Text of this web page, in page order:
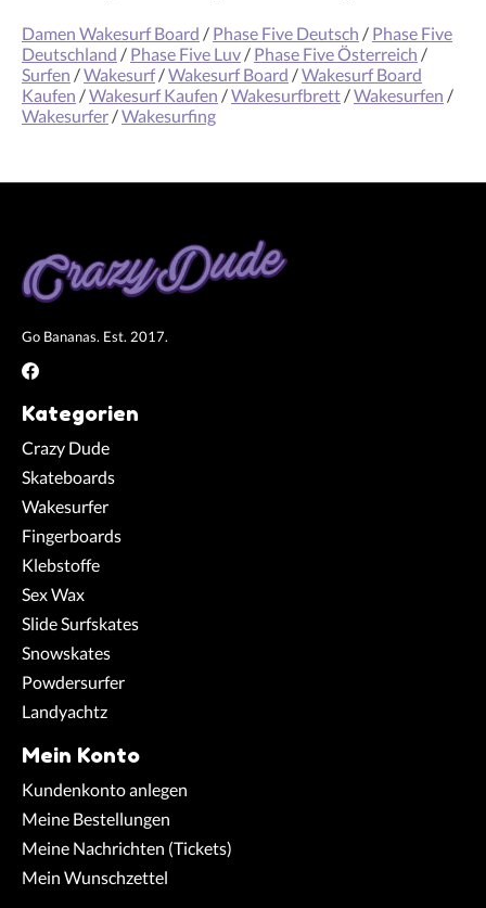
Damen Wakesurf Board / Phase Five Deutsch / Phase Five
Deutschland / Phase Five Luv / Phase Five Österreich /
Surfen /Wakesurf/Wakesurf Board /Wakesurf Board
Kaufen /Wakesurf Kaufen /Wakesurfbrett /Wakesurfen /
Wakesurfer /Wakesurfing
Go Bananas. Est. 2017.
Kategorien
Crazy Dude
Skateboards
Wakesurfer
Fingerboards
Klebstoffe
Sex Wax
Slide Surfskates
Snowskates
Powdersurfer
Landyachtz
Mein Konto
Kundenkonto anlegen
Meine Bestellungen
Meine Nachrichten (Tickets)
Mein Wunschzettel